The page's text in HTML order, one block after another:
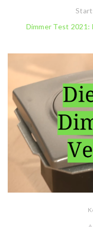
Dimmer Test 2021: